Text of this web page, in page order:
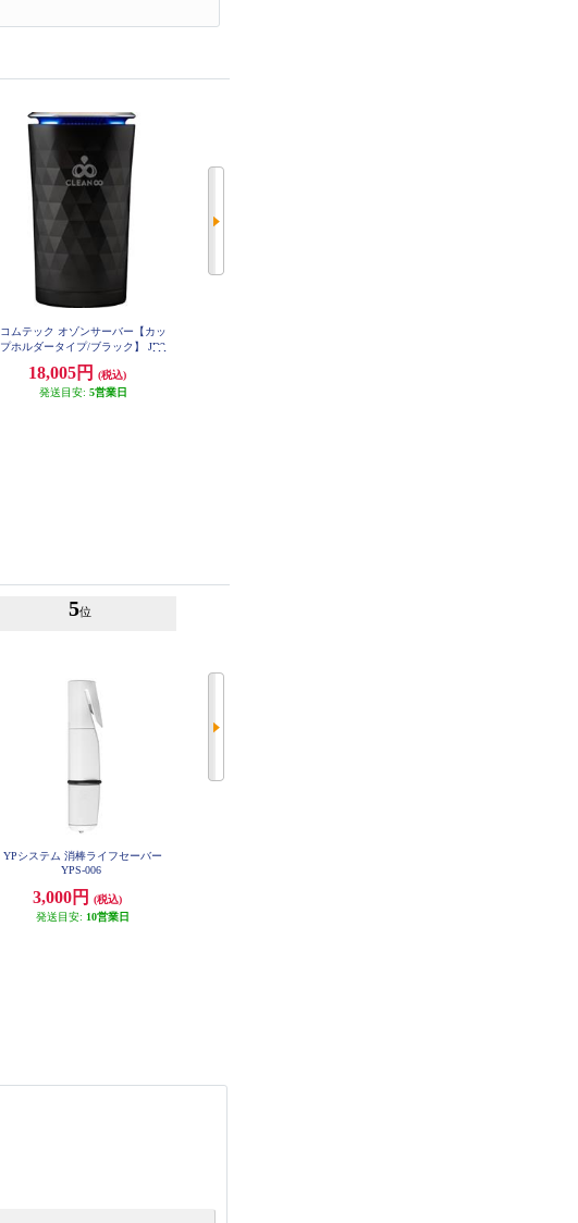
コムテック オゾンサーバー【カッ
プホルダータイプ/ブラック】 JD2
18,005円
(税込)
発送目安: 5営業日
5位
YPシステム 消棒ライフセーバー
YPS-006
3,000円
(税込)
発送目安: 10営業日